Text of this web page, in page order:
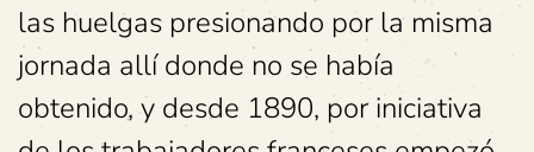
las huelgas presionando por la misma
jornada allí donde no se había
obtenido, y desde 1890, por iniciativa